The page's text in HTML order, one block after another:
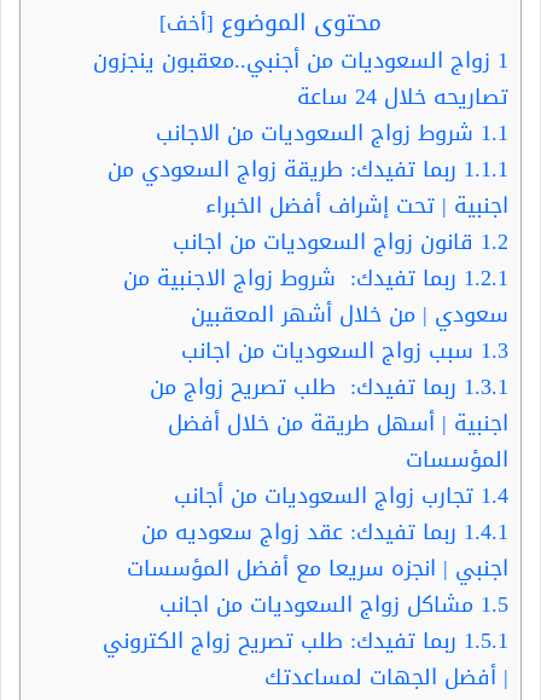
محتوى الموضوع [أخف]
1 زواج السعوديات من أجنبي..معقبون ينجزون
تصاريحه خلال 24 ساعة
1.1 شروط زواج السعوديات من الاجانب
1.1.1 ربما تفيدك: طريقة زواج السعودي من
اجنبية | تحت إشراف أفضل الخبراء
1.2 قانون زواج السعوديات من اجانب
1.2.1 ربما تفيدك: شروط زواج الاجنبية من
سعودي | من خلال أشهر المعقبين
1.3 سبب زواج السعوديات من اجانب
1.3.1 ربما تفيدك: طلب تصريح زواج من
اجنبية | أسهل طريقة من خلال أفضل
المؤسسات
1.4 تجارب زواج السعوديات من أجانب
1.4.1 ربما تفيدك: عقد زواج سعوديه من
اجنبي | انجزه سريعا مع أفضل المؤسسات
1.5 مشاكل زواج السعوديات من اجانب
1.5.1 ربما تفيدك: طلب تصريح زواج الكتروني
| أفضل الجهات لمساعدتك